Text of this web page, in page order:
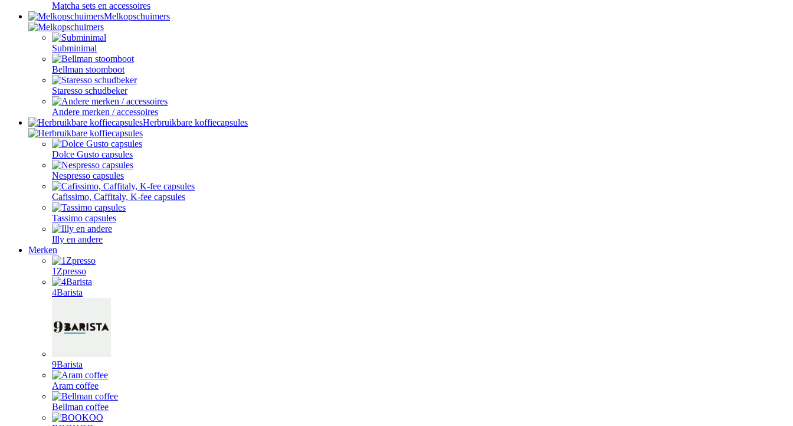
Matcha sets en accessoires
Melkopschuimers
Subminimal
Bellman stoomboot
Staresso schudbeker
Andere merken / accessoires
Herbruikbare koffiecapsules
Dolce Gusto capsules
Nespresso capsules
Cafissimo, Caffitaly, K-fee capsules
Tassimo capsules
Illy en andere
Merken
1Zpresso
4Barista
9Barista
Aram coffee
Bellman coffee